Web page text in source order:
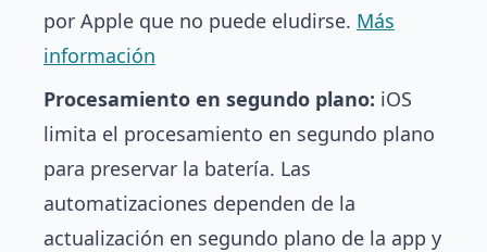
por Apple que no puede eludirse. Más
información
Procesamiento en segundo plano: iOS
limita el procesamiento en segundo plano
para preservar la batería. Las
automatizaciones dependen de la
actualización en segundo plano de la app y